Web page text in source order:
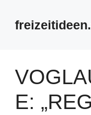
Inhalt
springen
E: